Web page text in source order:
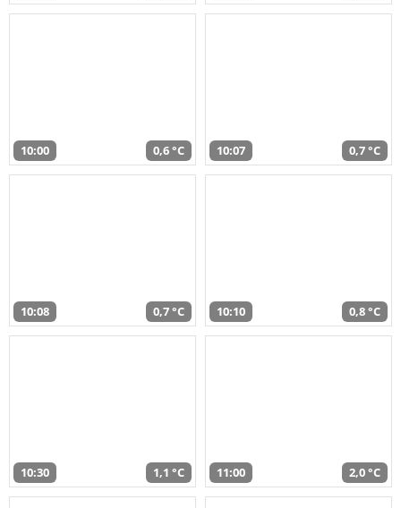
10:00 0,6 °C 10:07 0,7 °C
10:08 0,7 °C 10:10 0,8 °C
10:30 1,1 °C 11:00 2,0 °C